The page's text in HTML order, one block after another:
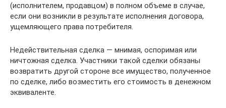
(исполнителем, продавцом) в полном объеме в случае,
если они возникли в результате исполнения договора,
ущемляющего права потребителя.
Недействительная сделка — мнимая, оспоримая или
ничтожная сделка. Участники такой сделки обязаны
возвратить другой стороне все имущество, полученное
по сделке, либо возместить его стоимость в денежном
эквиваленте.